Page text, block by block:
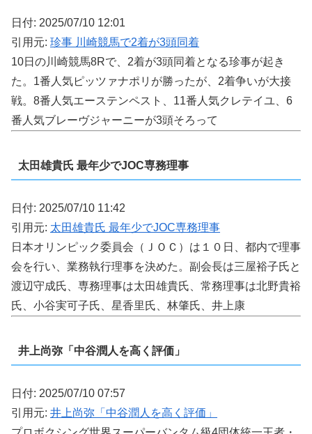
日付: 2025/07/10 12:01
引用元: 珍事 川崎競馬で2着が3頭同着
10日の川崎競馬8Rで、2着が3頭同着となる珍事が起き
た。1番人気ピッツァナポリが勝ったが、2着争いが大接
戦。8番人気エーステンペスト、11番人気クレテイユ、6
番人気ブレーヴジャーニーが3頭そろって
太田雄貴氏 最年少でJOC専務理事
日付: 2025/07/10 11:42
引用元: 太田雄貴氏 最年少でJOC専務理事
日本オリンピック委員会（ＪＯＣ）は１０日、都内で理事
会を行い、業務執行理事を決めた。副会長は三屋裕子氏と
渡辺守成氏、専務理事は太田雄貴氏、常務理事は北野貴裕
氏、小谷実可子氏、星香里氏、林肇氏、井上康
井上尚弥「中谷潤人を高く評価」
日付: 2025/07/10 07:57
引用元: 井上尚弥「中谷潤人を高く評価」